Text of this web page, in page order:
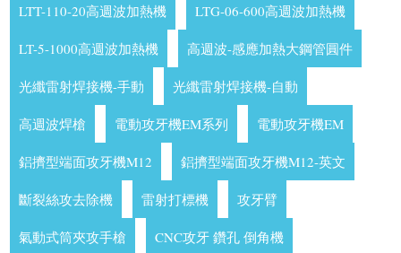
LTT-110-20高週波加熱機 LTG-06-600高週波加熱機
LT-5-1000高週波加熱機 高週波-感應加熱大鋼管圓件
光纖雷射焊接機-手動 光纖雷射焊接機-自動
高週波焊槍 電動攻牙機EM系列 電動攻牙機EM
鋁擠型端面攻牙機M12 鋁擠型端面攻牙機M12-英文
斷裂絲攻去除機 雷射打標機 攻牙臂
氣動式筒夾攻手槍 CNC攻牙 鑽孔 倒角機